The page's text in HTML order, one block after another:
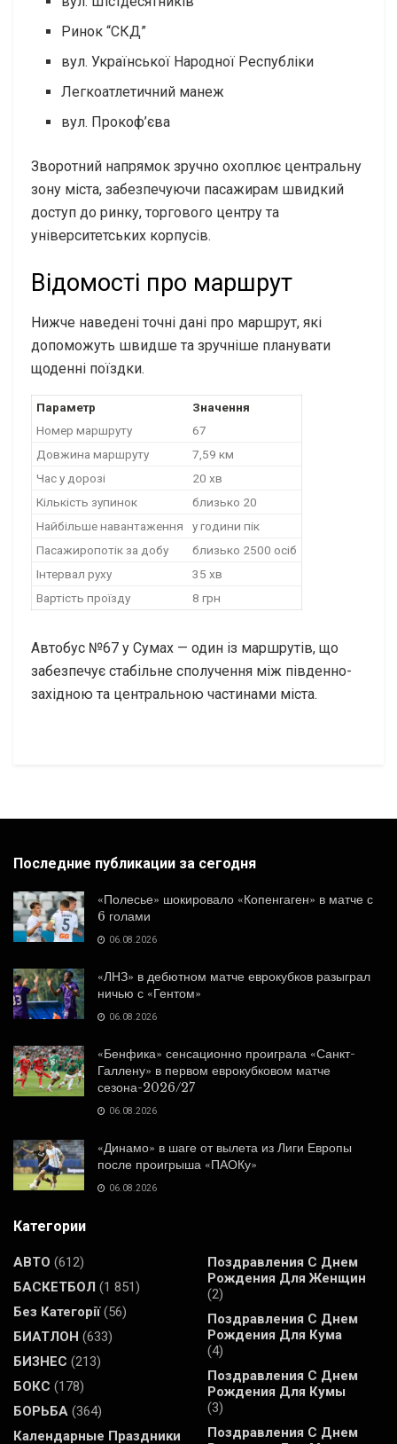
Ринок “СКД”
вул. Української Народної Республіки
Легкоатлетичний манеж
вул. Прокоф’єва
Зворотний напрямок зручно охоплює центральну
зону міста, забезпечуючи пасажирам швидкий
доступ до ринку, торгового центру та
університетських корпусів.
Відомості про маршрут
Нижче наведені точні дані про маршрут, які
допоможуть швидше та зручніше планувати
щоденні поїздки.
Параметр
Значення
Номер маршруту
67
Довжина маршруту
7,59 км
Час у дорозі
20 хв
Кількість зупинок
близько 20
Найбільше навантаження
у години пік
Пасажиропотік за добу
близько 2500 осіб
Інтервал руху
35 хв
Вартість проїзду
8 грн
Автобус №67 у Сумах — один із маршрутів, що
забезпечує стабільне сполучення між південно-
західною та центральною частинами міста.
Последние публикации за сегодня
«Полесье» шокировало «Копенгаген» в матче с
6 голами
06.08.2026
«ЛНЗ» в дебютном матче еврокубков разыграл
ничью с «Гентом»
06.08.2026
«Бенфика» сенсационно проиграла «Санкт-
Галлену» в первом еврокубковом матче
сезона-2026/27
06.08.2026
«Динамо» в шаге от вылета из Лиги Европы
после проигрыша «ПАОКу»
06.08.2026
Категории
АВТО (612)
БАСКЕТБОЛ (1 851)
Без Категорії(56)
БИАТЛОН (633)
БИЗНЕС (213)
БОКС (178)
БОРЬБА (364)
Календарные Праздники
Поздравления С Днем
Рождения Для Женщин
(2)
Поздравления С Днем
Рождения Для Кума
(4)
Поздравления С Днем
Рождения Для Кумы
(3)
Поздравления С Днем